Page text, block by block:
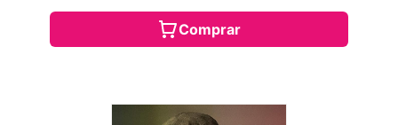
Comprar